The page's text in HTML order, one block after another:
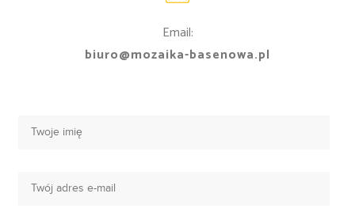
Email:
biuro@mozaika-basenowa.pl